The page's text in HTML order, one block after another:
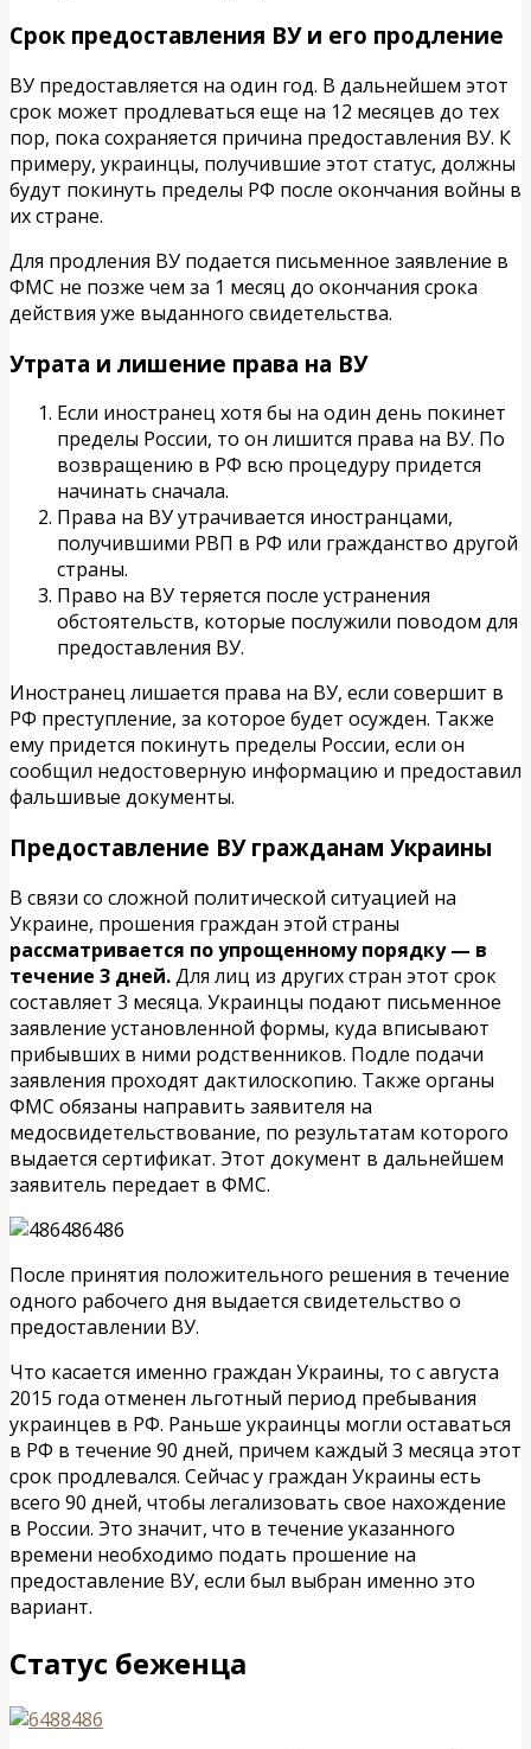
Срок предоставления ВУ и его продление
ВУ предоставляется на один год. В дальнейшем этот
срок может продлеваться еще на 12 месяцев до тех
пор, пока сохраняется причина предоставления ВУ. К
примеру, украинцы, получившие этот статус, должны
будут покинуть пределы РФ после окончания войны в
их стране.
Для продления ВУ подается письменное заявление в
ФМС не позже чем за 1 месяц до окончания срока
действия уже выданного свидетельства.
Утрата и лишение права на ВУ
Если иностранец хотя бы на один день покинет
пределы России, то он лишится права на ВУ. По
возвращению в РФ всю процедуру придется
начинать сначала.
Права на ВУ утрачивается иностранцами,
получившими РВП в РФ или гражданство другой
страны.
Право на ВУ теряется после устранения
обстоятельств, которые послужили поводом для
предоставления ВУ.
Иностранец лишается права на ВУ, если совершит в
РФ преступление, за которое будет осужден. Также
ему придется покинуть пределы России, если он
сообщил недостоверную информацию и предоставил
фальшивые документы.
Предоставление ВУ гражданам Украины
В связи со сложной политической ситуацией на
Украине, прошения граждан этой страны
рассматривается по упрощенному порядку — в
течение 3 дней.Для лиц из других стран этот срок
составляет 3 месяца. Украинцы подают письменное
заявление установленной формы, куда вписывают
прибывших в ними родственников. Подле подачи
заявления проходят дактилоскопию. Также органы
ФМС обязаны направить заявителя на
медосвидетельствование, по результатам которого
выдается сертификат. Этот документ в дальнейшем
заявитель передает в ФМС.
После принятия положительного решения в течение
одного рабочего дня выдается свидетельство о
предоставлении ВУ.
Что касается именно граждан Украины, то с августа
2015 года отменен льготный период пребывания
украинцев в РФ. Раньше украинцы могли оставаться
в РФ в течение 90 дней, причем каждый 3 месяца этот
срок продлевался. Сейчас у граждан Украины есть
всего 90 дней, чтобы легализовать свое нахождение
в России. Это значит, что в течение указанного
времени необходимо подать прошение на
предоставление ВУ, если был выбран именно это
вариант.
Статус беженца